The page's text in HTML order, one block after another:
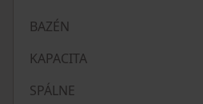
BAZÉN
KAPACITA
SPÁLNE